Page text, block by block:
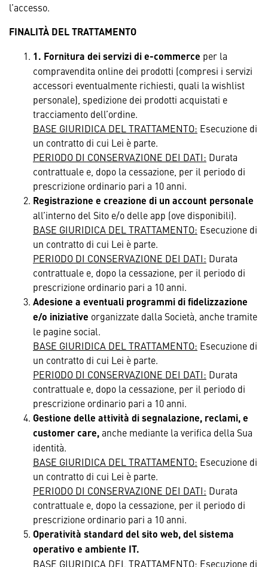
l’accesso.
FINALITÀ DEL TRATTAMENTO
1. Fornitura dei servizi di e-commerce per la
compravendita online dei prodotti (compresi i servizi
accessori eventualmente richiesti, quali la wishlist
personale), spedizione dei prodotti acquistati e
tracciamento dell’ordine.
BASE GIURIDICA DEL TRATTAMENTO: Esecuzione di
un contratto di cui Lei è parte.
PERIODO DI CONSERVAZIONE DEI DATI: Durata
contrattuale e, dopo la cessazione, per il periodo di
prescrizione ordinario pari a 10 anni.
Registrazione e creazione di un account personale
all’interno del Sito e/o delle app (ove disponibili).
BASE GIURIDICA DEL TRATTAMENTO: Esecuzione di
un contratto di cui Lei è parte.
PERIODO DI CONSERVAZIONE DEI DATI: Durata
contrattuale e, dopo la cessazione, per il periodo di
prescrizione ordinario pari a 10 anni.
Adesione a eventuali programmi di fidelizzazione
e/o iniziative organizzate dalla Società, anche tramite
le pagine social.
BASE GIURIDICA DEL TRATTAMENTO: Esecuzione di
un contratto di cui Lei è parte.
PERIODO DI CONSERVAZIONE DEI DATI: Durata
contrattuale e, dopo la cessazione, per il periodo di
prescrizione ordinario pari a 10 anni.
Gestione delle attività di segnalazione, reclami, e
customer care,anche mediante la verifica della Sua
identità.
BASE GIURIDICA DEL TRATTAMENTO: Esecuzione di
un contratto di cui Lei è parte.
PERIODO DI CONSERVAZIONE DEI DATI: Durata
contrattuale e, dopo la cessazione, per il periodo di
prescrizione ordinario pari a 10 anni.
Operatività standard del sito web, del sistema
operativo e ambiente IT.
BASE GIURIDICA DEL TRATTAMENTO: Esecuzione di